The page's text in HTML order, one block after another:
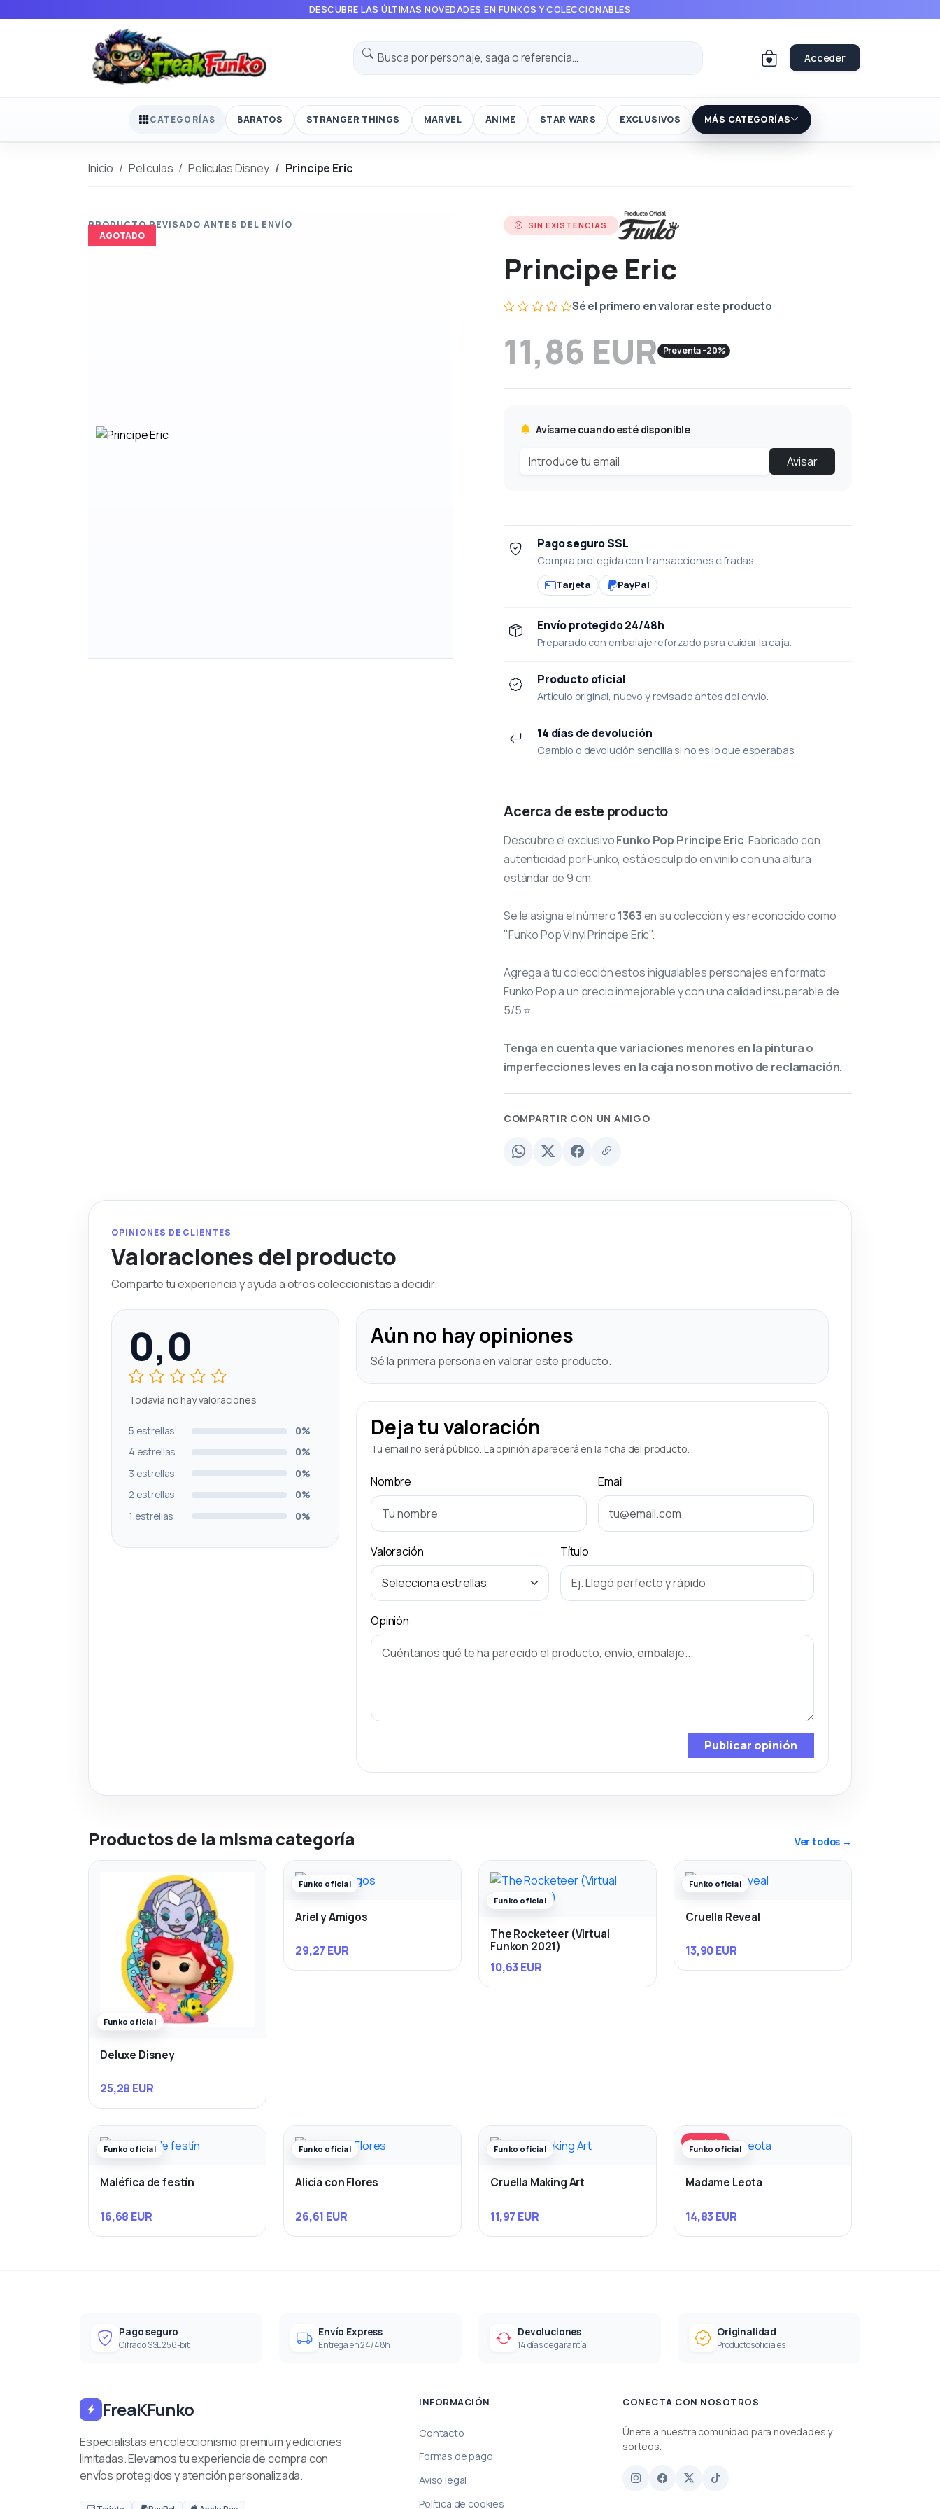
DESCUBRE LAS ÚLTIMAS NOVEDADES EN FUNKOS Y COLECCIONABLES
Acceder
CATEGORÍAS BARATOS STRANGER THINGS MARVEL ANIME STAR WARS EXCLUSIVOS MÁS CATEGORÍAS
Inicio Peliculas Peliculas Disney Principe Eric
AGOTADO
SIN EXISTENCIAS
Principe Eric
Sé el primero en valorar este producto
11,86 EUR Preventa -20%
Avísame cuando esté disponible
Avisar
Pago seguro SSL
Compra protegida con transacciones cifradas.
Tarjeta PayPal
Envío protegido 24/48h
Preparado con embalaje reforzado para cuidar la caja.
Producto oficial
Artículo original, nuevo y revisado antes del envío.
14 días de devolución
Cambio o devolución sencilla si no es lo que esperabas.
Acerca de este producto
Descubre el exclusivoFunko Pop Principe Eric. Fabricado con
autenticidad por Funko, está esculpido en vinilo con una altura
estándar de 9 cm.
Se le asigna el número1363en su colección y es reconocido como
"Funko Pop Vinyl Principe Eric".
Agrega a tu colección estos inigualables personajes en formato
Funko Pop a un precio inmejorable y con una calidad insuperable de
5/5 ⭐.
Tenga en cuenta que variaciones menores en la pintura o
imperfecciones leves en la caja no son motivo de reclamación.
COMPARTIR CON UN AMIGO
OPINIONES DE CLIENTES
Valoraciones del producto
Comparte tu experiencia y ayuda a otros coleccionistas a decidir.
0,0
Todavía no hay valoraciones
5 estrellas
0%
4 estrellas
0%
3 estrellas
0%
2 estrellas
0%
1 estrellas
0%
Aún no hay opiniones
Sé la primera persona en valorar este producto.
Deja tu valoración
Tu email no será público. La opinión aparecerá en la ficha del producto.
Nombre Email
Valoración Título
Opinión
Publicar opinión
Productos de la misma categoría Ver todos →
Funko oficial
Deluxe Disney
25,28 EUR
Funko oficial
Ariel y Amigos
29,27 EUR
Funko oficial
The Rocketeer (Virtual
Funkon 2021)
10,63 EUR
Funko oficial
Cruella Reveal
13,90 EUR
Funko oficial
Maléfica de festín
16,68 EUR
Funko oficial
Alicia con Flores
26,61 EUR
Funko oficial
Cruella Making Art
11,97 EUR
Agotado
Funko oficial
Madame Leota
14,83 EUR
Pago seguro
Cifrado SSL 256-bit
Envío Express
Entrega en 24/48h
Devoluciones
14 días de garantía
Originalidad
Productos oficiales
FreaKFunko
Especialistas en coleccionismo premium y ediciones
limitadas. Elevamos tu experiencia de compra con
envíos protegidos y atención personalizada.
INFORMACIÓN
Contacto
Formas de pago
Aviso legal
Política de cookies
CONECTA CON NOSOTROS
Únete a nuestra comunidad para novedades y
sorteos.